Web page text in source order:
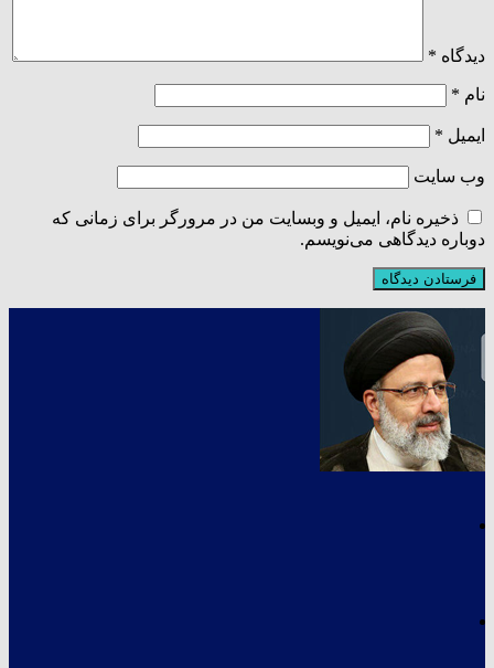
دیدگاه *
نام *
ایمیل *
وب‌ سایت
ذخیره نام، ایمیل و وبسایت من در مرورگر برای زمانی که
دوباره دیدگاهی می‌نویسم.